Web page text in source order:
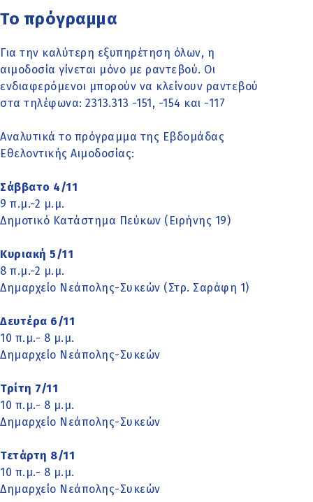
Το πρόγραμμα
Για την καλύτερη εξυπηρέτηση όλων, η
αιμοδοσία γίνεται μόνο με ραντεβού. Οι
ενδιαφερόμενοι μπορούν να κλείνουν ραντεβού
στα τηλέφωνα: 2313.313 -151, -154 και -117
Αναλυτικά το πρόγραμμα της Εβδομάδας
Εθελοντικής Αιμοδοσίας:
Σάββατο 4/11
9 π.μ.-2 μ.μ.
Δημοτικό Κατάστημα Πεύκων (Ειρήνης 19)
Κυριακή 5/11
8 π.μ.-2 μ.μ.
Δημαρχείο Νεάπολης-Συκεών (Στρ. Σαράφη 1)
Δευτέρα 6/11
10 π.μ.- 8 μ.μ.
Δημαρχείο Νεάπολης-Συκεών
Τρίτη 7/11
10 π.μ.- 8 μ.μ.
Δημαρχείο Νεάπολης-Συκεών
Τετάρτη 8/11
10 π.μ.- 8 μ.μ.
Δημαρχείο Νεάπολης-Συκεών